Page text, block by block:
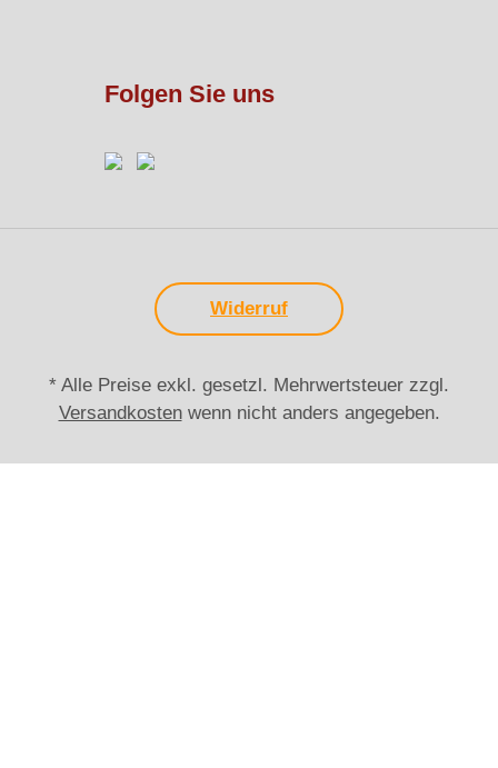
Folgen Sie uns
Widerruf
* Alle Preise exkl. gesetzl. Mehrwertsteuer zzgl.
Versandkostenwenn nicht anders angegeben.